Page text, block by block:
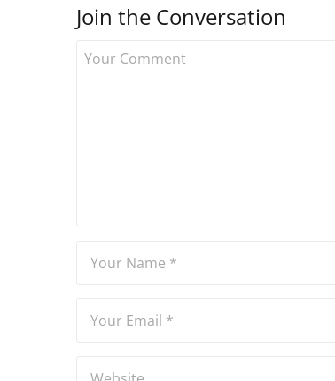
Join the Conversation